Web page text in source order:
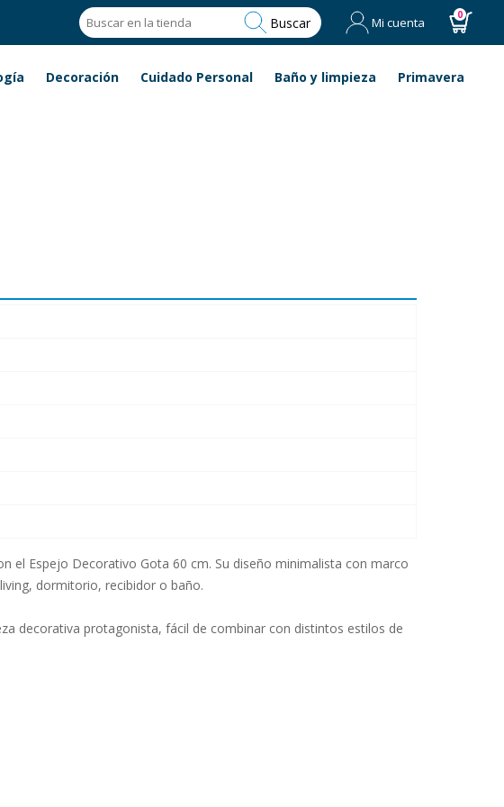
Buscar Mi cuenta 0
Decoración Cuidado Personal Baño y limpieza Primavera
el Espejo Decorativo Gota 60 cm. Su diseño minimalista con marco
dormitorio, recibidor o baño.
decorativa protagonista, fácil de combinar con distintos estilos de